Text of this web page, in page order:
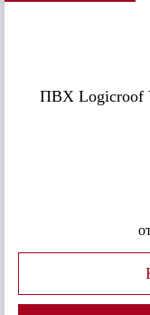
ПВХ Logicroof